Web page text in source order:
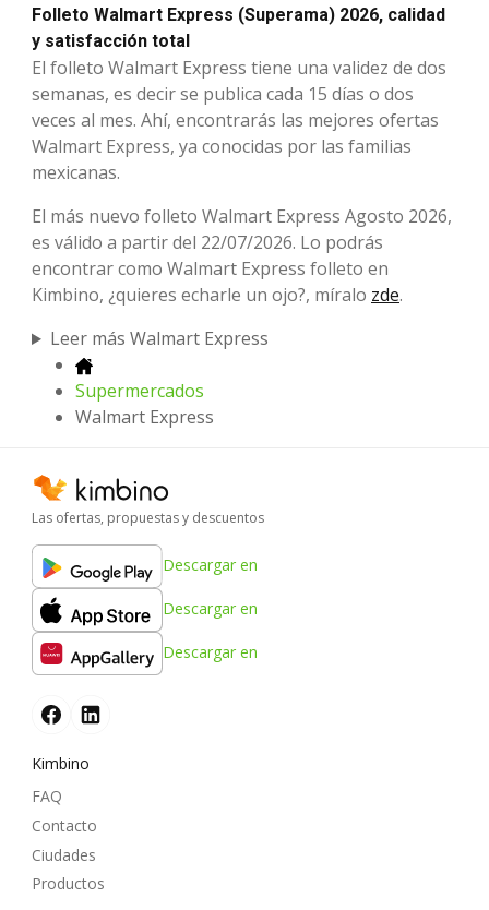
Folleto Walmart Express (Superama) 2026, calidad
y satisfacción total
El folleto Walmart Express tiene una validez de dos
semanas, es decir se publica cada 15 días o dos
veces al mes. Ahí, encontrarás las mejores ofertas
Walmart Express, ya conocidas por las familias
mexicanas.
El más nuevo folleto Walmart Express Agosto 2026,
es válido a partir del 22/07/2026. Lo podrás
encontrar como Walmart Express folleto en
Kimbino, ¿quieres echarle un ojo?, míralo zde.
Leer más Walmart Express
Supermercados
Walmart Express
Las ofertas, propuestas y descuentos
Descargar en
Descargar en
Descargar en
Kimbino
FAQ
Contacto
Ciudades
Productos